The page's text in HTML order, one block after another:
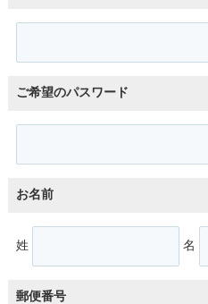
ご希望のパスワード
お名前
姓 名
郵便番号